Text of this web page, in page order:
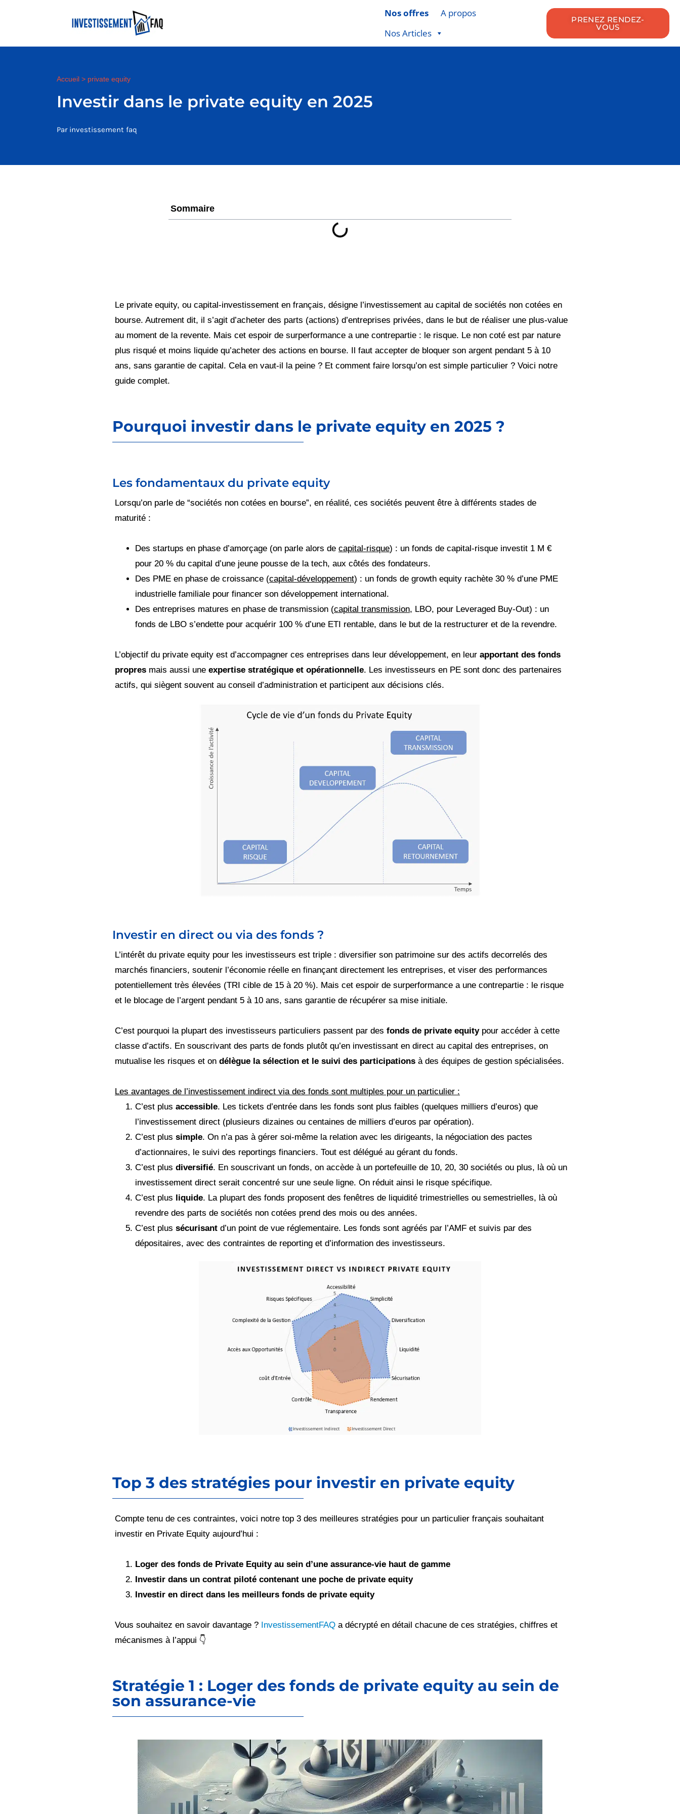
Nos offres
A propos
Nos Articles
PRENEZ RENDEZ-
VOUS
Accueil > private equity
Investir dans le private equity en 2025
Par investissement faq
Sommaire
Le private equity, ou capital-investissement en français, désigne l’investissement au capital de sociétés non cotées en
bourse. Autrement dit, il s’agit d’acheter des parts (actions) d’entreprises privées, dans le but de réaliser une plus-value
au moment de la revente. Mais cet espoir de surperformance a une contrepartie : le risque. Le non coté est par nature
plus risqué et moins liquide qu’acheter des actions en bourse. Il faut accepter de bloquer son argent pendant 5 à 10
ans, sans garantie de capital. Cela en vaut-il la peine ? Et comment faire lorsqu’on est simple particulier ? Voici notre
guide complet.
Pourquoi investir dans le private equity en 2025 ?
Les fondamentaux du private equity
Lorsqu’on parle de “sociétés non cotées en bourse”, en réalité, ces sociétés peuvent être à différents stades de
maturité :
Des startups en phase d’amorçage (on parle alors de capital-risque) : un fonds de capital-risque investit 1 M €
pour 20 % du capital d’une jeune pousse de la tech, aux côtés des fondateurs.
Des PME en phase de croissance (capital-développement) : un fonds de growth equity rachète 30 % d’une PME
industrielle familiale pour financer son développement international.
Des entreprises matures en phase de transmission (capital transmission, LBO, pour Leveraged Buy-Out) : un
fonds de LBO s’endette pour acquérir 100 % d’une ETI rentable, dans le but de la restructurer et de la revendre.
L’objectif du private equity est d’accompagner ces entreprises dans leur développement, en leur apportant des fonds
propres mais aussi une expertise stratégique et opérationnelle. Les investisseurs en PE sont donc des partenaires
actifs, qui siègent souvent au conseil d’administration et participent aux décisions clés.
Investir en direct ou via des fonds ?
L’intérêt du private equity pour les investisseurs est triple : diversifier son patrimoine sur des actifs decorrelés des
marchés financiers, soutenir l’économie réelle en finançant directement les entreprises, et viser des performances
potentiellement très élevées (TRI cible de 15 à 20 %). Mais cet espoir de surperformance a une contrepartie : le risque
et le blocage de l’argent pendant 5 à 10 ans, sans garantie de récupérer sa mise initiale.
C’est pourquoi la plupart des investisseurs particuliers passent par des fonds de private equitypour accéder à cette
classe d’actifs. En souscrivant des parts de fonds plutôt qu’en investissant en direct au capital des entreprises, on
mutualise les risques et on délègue la sélection et le suivi des participations à des équipes de gestion spécialisées.
Les avantages de l’investissement indirect via des fonds sont multiples pour un particulier :
C’est plus accessible. Les tickets d’entrée dans les fonds sont plus faibles (quelques milliers d’euros) que
l’investissement direct (plusieurs dizaines ou centaines de milliers d’euros par opération).
C’est plus simple. On n’a pas à gérer soi-même la relation avec les dirigeants, la négociation des pactes
d’actionnaires, le suivi des reportings financiers. Tout est délégué au gérant du fonds.
C’est plus diversifié. En souscrivant un fonds, on accède à un portefeuille de 10, 20, 30 sociétés ou plus, là où un
investissement direct serait concentré sur une seule ligne. On réduit ainsi le risque spécifique.
C’est plus liquide. La plupart des fonds proposent des fenêtres de liquidité trimestrielles ou semestrielles, là où
revendre des parts de sociétés non cotées prend des mois ou des années.
C’est plus sécurisant d’un point de vue réglementaire. Les fonds sont agréés par l’AMF et suivis par des
dépositaires, avec des contraintes de reporting et d’information des investisseurs.
Top 3 des stratégies pour investir en private equity
Compte tenu de ces contraintes, voici notre top 3 des meilleures stratégies pour un particulier français souhaitant
investir en Private Equity aujourd’hui :
Loger des fonds de Private Equity au sein d’une assurance-vie haut de gamme
Investir dans un contrat piloté contenant une poche de private equity
Investir en direct dans les meilleurs fonds de private equity
Vous souhaitez en savoir davantage ? InvestissementFAQ a décrypté en détail chacune de ces stratégies, chiffres et
mécanismes à l’appui 👇
Stratégie 1 : Loger des fonds de private equity au sein de
son assurance-vie